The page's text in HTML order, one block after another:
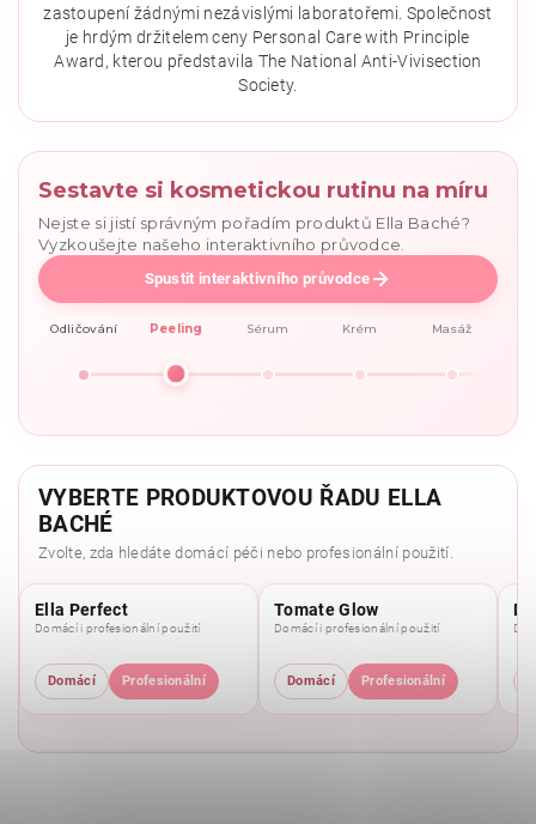
zastoupení žádnými nezávislými laboratořemi. Společnost
je hrdým držitelem ceny Personal Care with Principle
Award, kterou představila The National Anti-Vivisection
Society.
Sestavte si kosmetickou rutinu na míru
Nejste si jistí správným pořadím produktů Ella Baché?
Vyzkoušejte našeho interaktivního průvodce.
Spustit interaktivního průvodce
Odličování Peeling Sérum Krém Masáž
VYBERTE PRODUKTOVOU ŘADU ELLA
BACHÉ
Zvolte, zda hledáte domácí péči nebo profesionální použití.
Ella Perfect
Domácí i profesionální použití
Domácí Profesionální
Tomate Glow
Domácí i profesionální použití
Domácí Profesionální